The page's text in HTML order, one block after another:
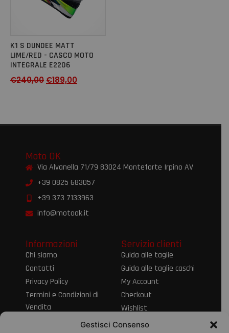
Gestisci Consenso
K1 S DUNDEE MATT
LIME/RED - CASCO MOTO
INTEGRALE E2206
€240,00 €189,00
Moto OK
Via Alvanella 71/79 83024 Monteforte Irpino AV
+39 0825 683057
+39 373 7133963
info@motook.it
Informazioni
Chi siamo
Contatti
Privacy Policy
Termini e Condizioni di
Vendita
Informativa sul Diritto
Servizio clienti
Guida alle taglie
Guida alle taglie caschi
My Account
Checkout
Wishlist
Spedizioni e resi